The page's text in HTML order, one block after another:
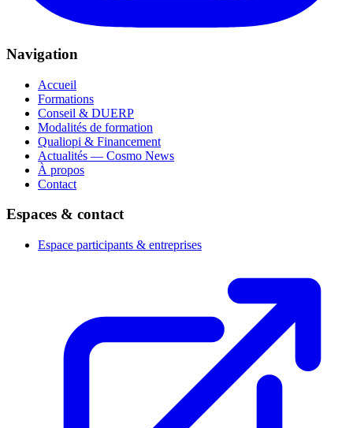
Navigation
Accueil
Formations
Conseil & DUERP
Modalités de formation
Qualiopi & Financement
Actualités — Cosmo News
À propos
Contact
Espaces & contact
Espace participants & entreprises